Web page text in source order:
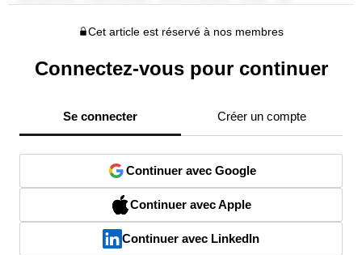
Cet article est réservé à nos membres
Connectez-vous pour continuer
Se connecter Créer un compte
Continuer avec Google
Continuer avec Apple
Continuer avec LinkedIn